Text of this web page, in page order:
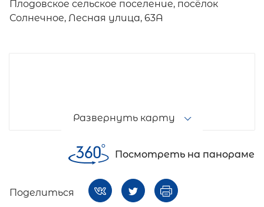
Плодовское сельское поселение, посёлок
Солнечное, Лесная улица, 63А
Развернуть карту
Посмотреть на панораме
Поделиться